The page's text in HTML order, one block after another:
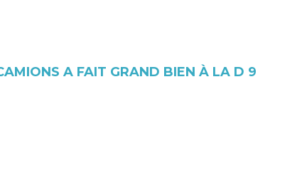
A FAIT GRAND BIEN À LA D 9